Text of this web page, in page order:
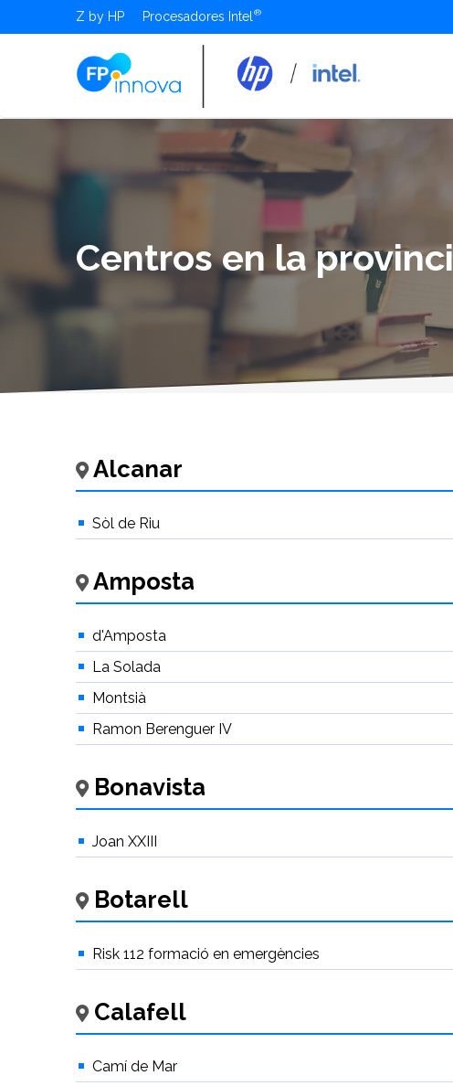
Z by HP Procesadores Intel
Centros en la
Alcanar
Sòl de Riu
Amposta
d'Amposta
La Solada
Montsià
Ramon Berenguer IV
Bonavista
Joan XXIII
Botarell
Risk 112 formació en emergències
Calafell
Camí de Mar